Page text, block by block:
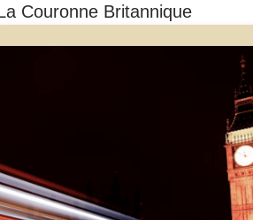
Couronne Britannique